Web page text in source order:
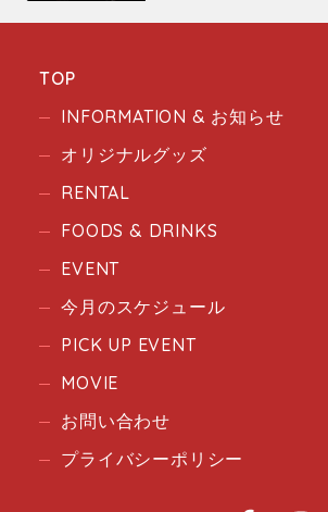
TOP
INFORMATION & お知らせ
オリジナルグッズ
RENTAL
FOODS & DRINKS
EVENT
今月のスケジュール
PICK UP EVENT
MOVIE
お問い合わせ
プライバシーポリシー